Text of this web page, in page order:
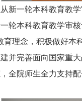
新一轮本科教育教
轮本科教育教学审
育理念，积极做好本
并完善面向国家重
全院师生全力支持